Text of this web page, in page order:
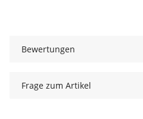
Bewertungen
Frage zum Artikel